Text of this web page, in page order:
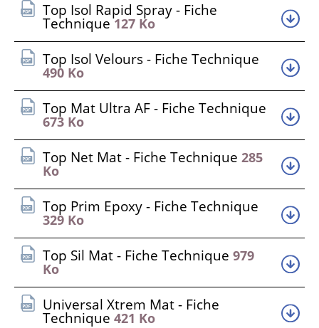
Top Isol Rapid Spray - Fiche
Technique127 Ko
Top Isol Velours - Fiche Technique
490 Ko
Top Mat Ultra AF - Fiche Technique
673 Ko
Top Net Mat - Fiche Technique 285
Ko
Top Prim Epoxy - Fiche Technique
329 Ko
Top Sil Mat - Fiche Technique 979
Ko
Universal Xtrem Mat - Fiche
Technique 421 Ko